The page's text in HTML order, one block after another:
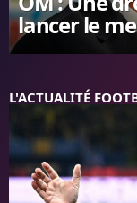
FC BARCELONE
MANCHESTER
BAYERN
L'AVIS DE LA RÉDAC'
lancer le
L'ACTUALITÉ